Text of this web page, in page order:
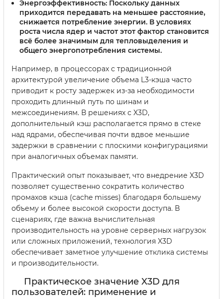
Энергоэффективность: Поскольку данных
приходится передавать на меньшее расстояние,
снижается потребление энергии. В условиях
роста числа ядер и частот этот фактор становится
всё более значимым для тепловыделения и
общего энергопотребления системы.
Например, в процессорах с традиционной
архитектурой увеличение объема L3-кэша часто
приводит к росту задержек из-за необходимости
проходить длинный путь по шинам и
межсоединениям. В решениях с X3D,
дополнительный кэш располагается прямо в стеке
над ядрами, обеспечивая почти вдвое меньшие
задержки в сравнении с плоскими конфигурациями
при аналогичных объемах памяти.
Практический опыт показывает, что внедрение X3D
позволяет существенно сократить количество
промахов кэша (cache misses) благодаря большему
объему и более высокой скорости доступа. В
сценариях, где важна вычислительная
производительность на уровне серверных нагрузок
или сложных приложений, технология X3D
обеспечивает заметное улучшение отклика системы
и производительности.
Практическое значение X3D для
пользователей: применение и